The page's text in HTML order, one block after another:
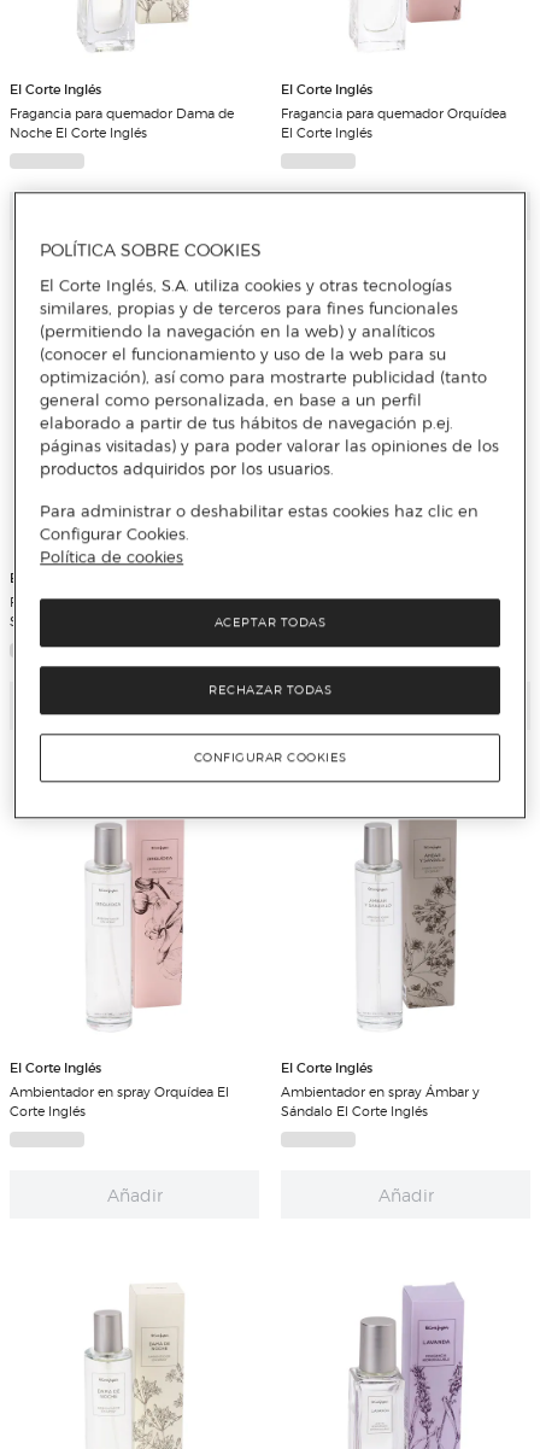
El Corte Inglés
Fragancia para quemador Dama de
Noche El Corte Inglés
El Corte Inglés
Fragancia para quemador Orquídea
El Corte Inglés
El Corte Inglés
Fragancia para quemador Ámbar y
Sándalo El Corte Inglés
Ambientador en spray Lavanda El
Corte Inglés
El Corte Inglés
Ambientador en spray Orquídea El
Corte Inglés
Añadir
El Corte Inglés
Ambientador en spray Ámbar y
Sándalo El Corte Inglés
Añadir
POLÍTICA SOBRE COOKIES
El Corte Inglés, S.A. utiliza cookies y otras tecnologías
similares, propias y de terceros para fines funcionales
(permitiendo la navegación en la web) y analíticos
(conocer el funcionamiento y uso de la web para su
optimización), así como para mostrarte publicidad (tanto
general como personalizada, en base a un perfil
elaborado a partir de tus hábitos de navegación p.ej.
páginas visitadas) y para poder valorar las opiniones de los
productos adquiridos por los usuarios.
Para administrar o deshabilitar estas cookies haz clic en
Configurar Cookies.
Política de cookies
RECHAZAR TODAS
ACEPTAR TODAS
CONFIGURAR COOKIES